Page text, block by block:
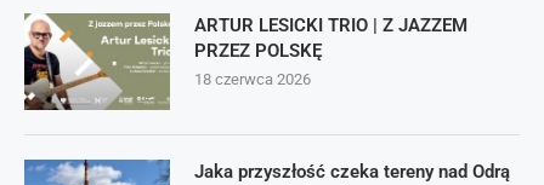
ARTUR LESICKI TRIO | Z JAZZEM
PRZEZ POLSKĘ
18 czerwca 2026
Jaka przyszłość czeka tereny nad Odrą